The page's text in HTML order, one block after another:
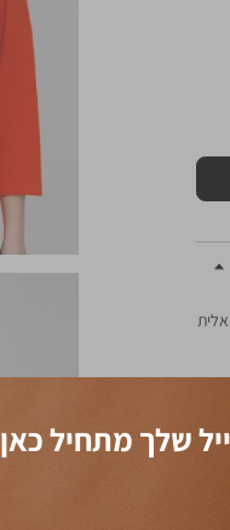
שלך מתחיל כאן